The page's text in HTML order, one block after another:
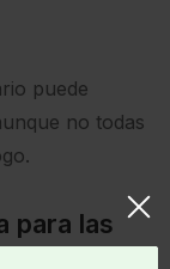
puede
no todas
para las